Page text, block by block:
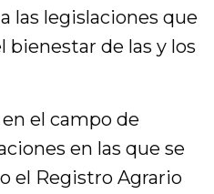
las legislaciones que
bienestar de las y los
el campo de
en las que se
el Registro Agrario